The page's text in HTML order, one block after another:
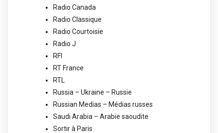
Radio Canada
Radio Classique
Radio Courtoisie
Radio J
RFI
RT France
RTL
Russia – Ukraine – Russie
Russian Medias – Médias russes
Saudi Arabia – Arabie saoudite
Sortir à Paris